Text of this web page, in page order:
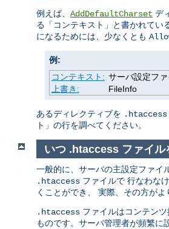
例えば、 AddDefaultCharset デ
る「コンテキスト」と書かれてい
になるためには、少なくとも
例:
コンテキスト: サーバ設定フ
上書き:
FileInfo
あるディレクティブを .htaccess
ト」の行を調べてください。
いつ .htaccess ファイル
一般的に、サーバの主設定ファイ
.htaccess ファイルで 行なわな
くことができ、 実際、その方がよ
.htaccess ファイルはコンテン
ものです。サーバ管理者が頻繁に